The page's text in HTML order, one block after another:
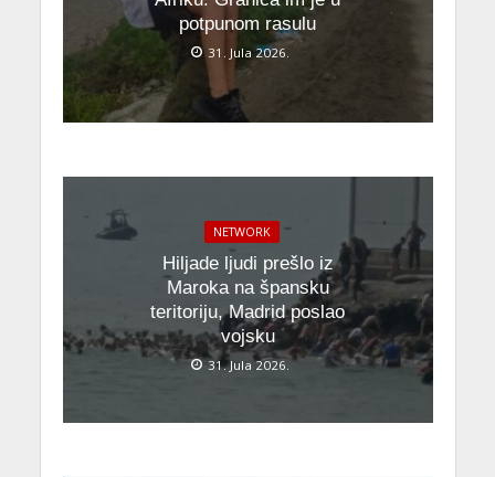
potpunom rasulu
31. Jula 2026.
NETWORK
Hiljade ljudi prešlo iz
Maroka na špansku
teritoriju, Madrid poslao
vojsku
31. Jula 2026.